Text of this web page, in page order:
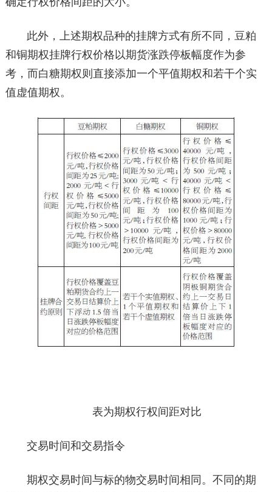
此外，上述期权品种的挂牌方式有所不同，豆粕
和铜期权挂牌行权价格以期货涨跌停板幅度作为参
考，而白糖期权则直接添加一个平值期权和若干个实
值虚值期权。
表为期权行权间距对比
交易时间和交易指令
期权交易时间与标的物交易时间相同。不同的期